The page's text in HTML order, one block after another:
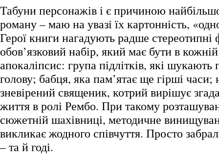
Табуни персонажів і є причиною
роману – маю на увазі їх картонність,
Герої книги нагадують радше стереотипні
обов’язковий набір, який має бути в кожній
апокаліпсис: група підлітків, які
голову; бабця, яка пам’ятає ще гірші часи;
зневірений священик, котрий вирішує
життя в ролі Рембо. При такому
сюжетній шахівниці, методичне
викликає жодного співчуття. Просто
– та й годі.